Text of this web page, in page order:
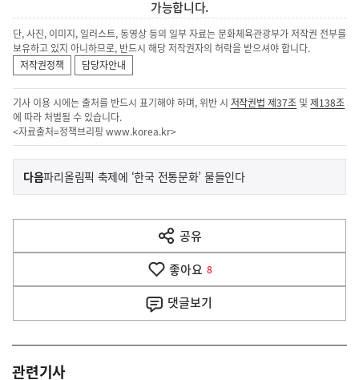
가능합니다.
단, 사진, 이미지, 일러스트, 동영상 등의 일부 자료는 문화체육관광부가 저작권 전부를
보유하고 있지 아니하므로, 반드시 해당 저작권자의 허락을 받으셔야 합니다.
저작권정책
담당자안내
기사 이용 시에는 출처를 반드시 표기해야 하며, 위반 시 저작권법 제37조 및제138조
에 따라 처벌될 수 있습니다.
<자료출처=정책브리핑 www.korea.kr>
이
전
다
음
다음기
사
파리올림픽 축제에 ‘한국 전통문화’ 물들인다
공유
열
기
좋아요 8
댓글보기
관련기사